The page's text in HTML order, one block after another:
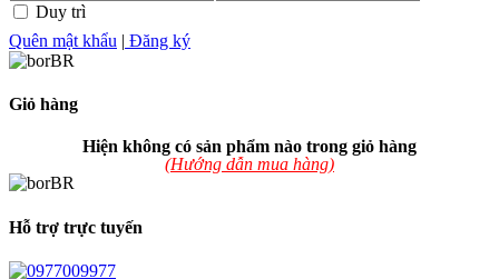
Duy trì
Quên mật khẩu | Đăng ký
Giỏ hàng
Hiện không có sản phẩm nào trong giỏ hàng
(Hướng dẫn mua hàng)
Hỗ trợ trực tuyến